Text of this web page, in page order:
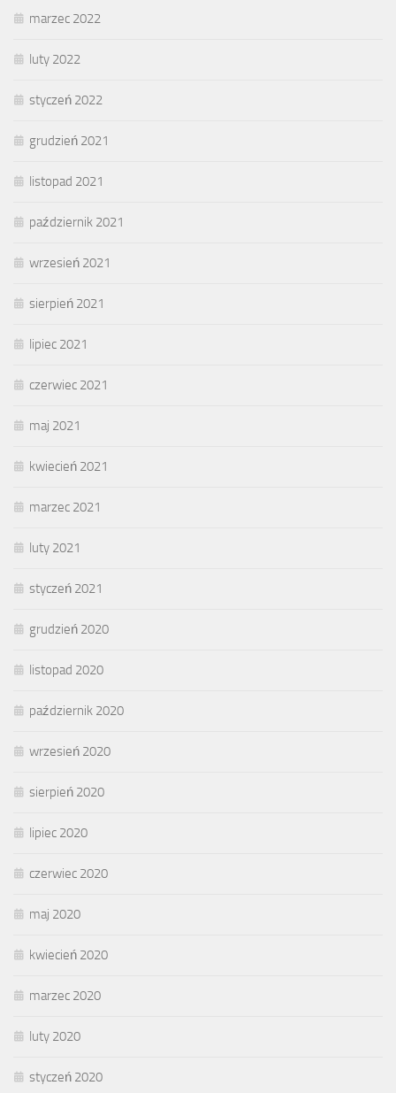
marzec 2022
luty 2022
styczeń 2022
grudzień 2021
listopad 2021
październik 2021
wrzesień 2021
sierpień 2021
lipiec 2021
czerwiec 2021
maj 2021
kwiecień 2021
marzec 2021
luty 2021
styczeń 2021
grudzień 2020
listopad 2020
październik 2020
wrzesień 2020
sierpień 2020
lipiec 2020
czerwiec 2020
maj 2020
kwiecień 2020
marzec 2020
luty 2020
styczeń 2020